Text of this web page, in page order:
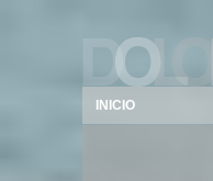
INICIO